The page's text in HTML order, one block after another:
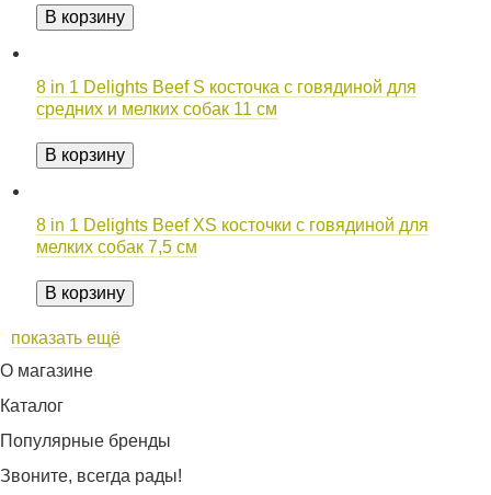
В корзину
8 in 1 Delights Beef S косточка с говядиной для
средних и мелких собак 11 см
В корзину
8 in 1 Delights Beef XS косточки с говядиной для
мелких собак 7,5 см
В корзину
показать ещё
О магазине
Каталог
Популярные бренды
Звоните, всегда рады!